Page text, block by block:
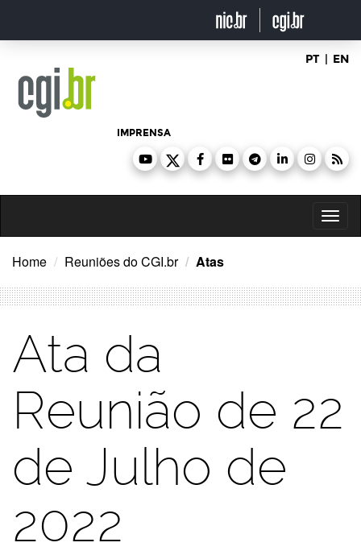
o
PT | EN
IMPRENSA
Home Reuniões do CGI.br Atas
Ata da
Reunião de 22
de Julho de
2022